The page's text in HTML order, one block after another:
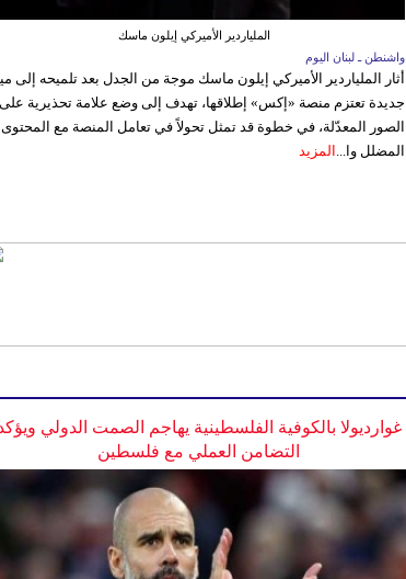
الملياردير الأميركي إيلون ماسك
واشنطن ـ لبنان اليوم
أثار الملياردير الأميركي إيلون ماسك موجة من الجدل بعد تلميحه إلى
جديدة تعتزم منصة «إكس» إطلاقها، تهدف إلى وضع علامة تحذيرية على
الصور المعدّلة، في خطوة قد تمثل تحولاً في تعامل المنصة مع المحتوى
المضلل وا... المزيد
غوارديولا بالكوفية الفلسطينية يهاجم الصمت الدولي
التضامن العملي مع فلسطين